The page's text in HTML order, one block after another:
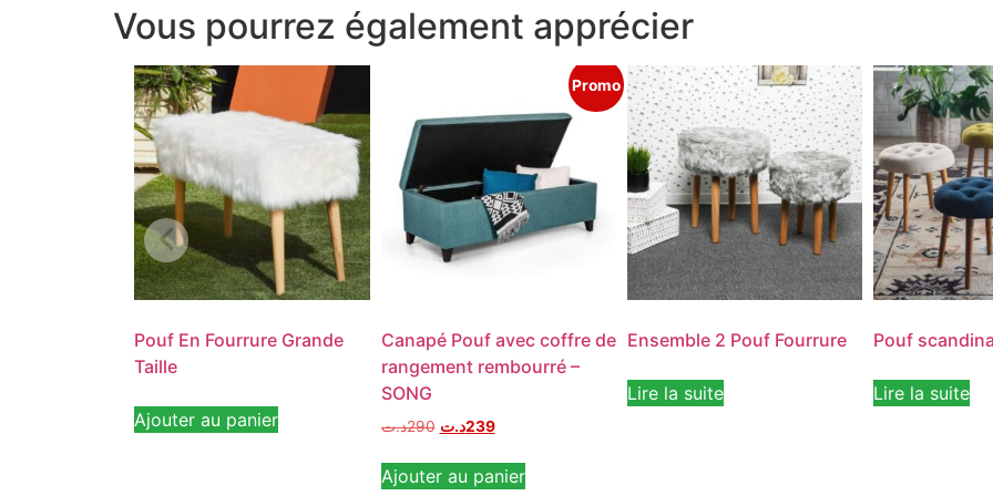
Vous pourrez également apprécier
Pouf En Fourrure Grande
Taille
Ajouter au panier
Promo
Canapé Pouf avec coffre de
rangement rembourré –
SONG
290د.ت 239د.ت
Ajouter au panier
Ensemble 2 Pouf Fourrure
Lire la suite
Pouf
Lire la suite